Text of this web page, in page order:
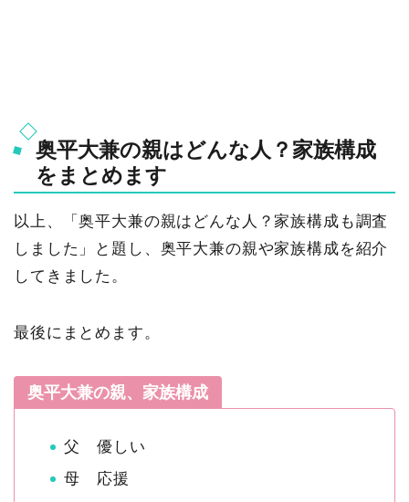
奥平大兼の親はどんな人？家族構成
をまとめます
以上、「奥平大兼の親はどんな人？家族構成も調査
しました」と題し、奥平大兼の親や家族構成を紹介
してきました。
最後にまとめます。
奥平大兼の親、家族構成
父 優しい
母 応援